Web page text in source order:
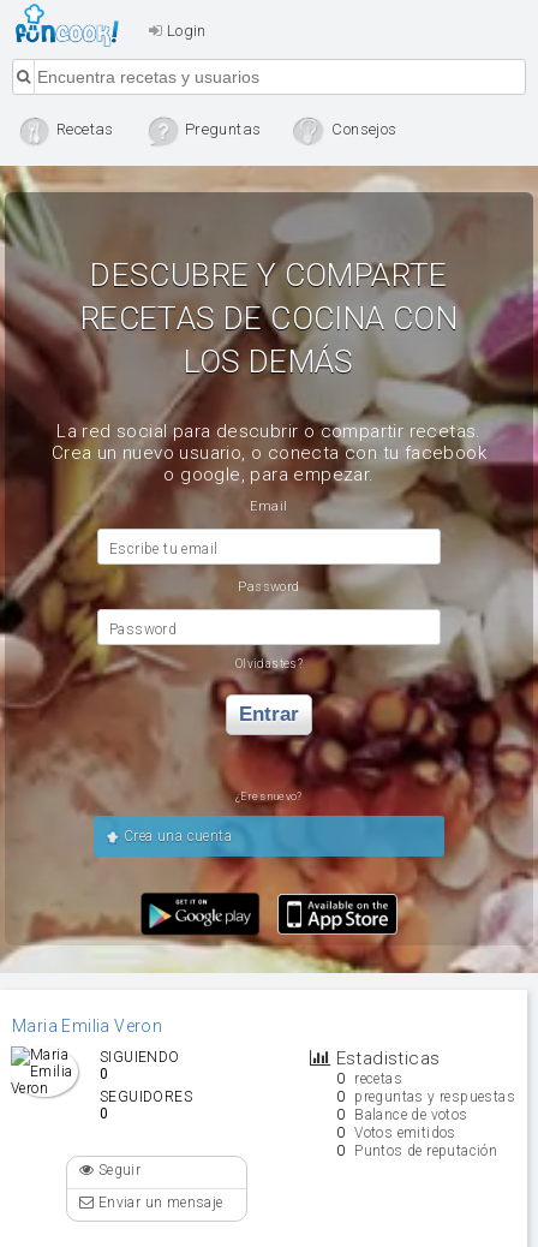
Login
Recetas Preguntas Consejos
DESCUBRE Y COMPARTE
RECETAS DE COCINA CON
LOS DEMÁS
La red social para descubrir o compartir recetas.
Crea un nuevo usuario, o conecta con tu facebook
o google, para empezar.
Email
Escribe tu email
Password
Password
Olvidastes?
Entrar
¿Eres nuevo?
Crea una cuenta
Maria Emilia Veron
Estadisticas
0 recetas
0 preguntas y respuestas
0 Balance de votos
0 Votos emitidos
0 Puntos de reputación
SIGUIENDO
0
SEGUIDORES
0
Seguir
Enviar un mensaje